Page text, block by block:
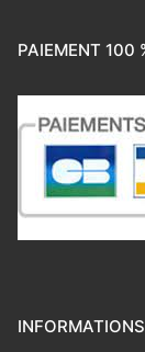
PAIEMENT 100